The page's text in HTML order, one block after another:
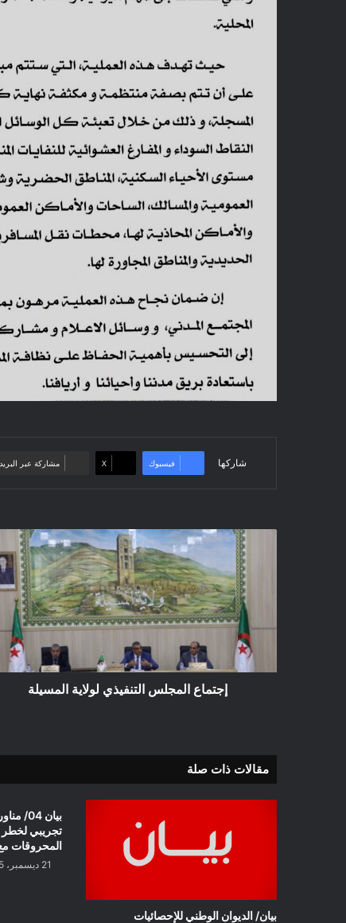
شاركها فيسبوك ‫X مشاركة عبر البريد
المجلس
التنفيذي
المسيلة
إجتماع المجلس التنفيذي لولاية المسيلة
مقالات ذات صلة
بيان/ الديوان الوطني للإحصائيات
بيان
تجريبي
المحروقات
21 ديسمبر، 2025